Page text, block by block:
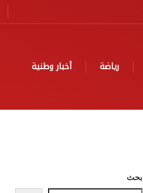
رياضة أخبار وطنية
بحث